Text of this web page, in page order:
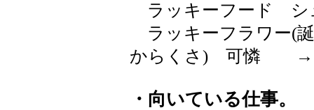
ラッキーフード シ
ラッキーフラワー(
からくさ) 可憐
・向いている仕事。